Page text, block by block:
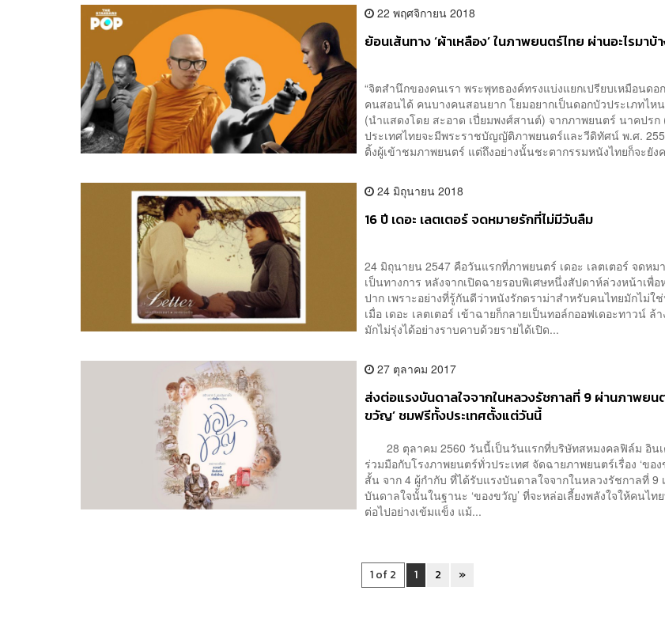
22 พฤศจิกายน 2018
ย้อนเส้นทาง ‘ผ้าเหลือง’ ในภาพยนตร์ไทย ผ่านอะไรมาบ้
“จิตสำนึกของคนเรา พระพุทธองค์ทรงแบ่งแยกเปรียบเหมือนดอ
คนสอนได้ คนบางคนสอนยาก โยมอยากเป็นดอกบัวประเภทไห
(นำแสดงโดย สะอาด เปี่ยมพงศ์สานต์) จากภาพยนตร์ นาคปร
ประเทศไทยจะมีพระราชบัญญัติภาพยนตร์และวีดิทัศน์ พ.ศ.
ติ้งผู้เข้าชมภาพยนตร์ แต่ถึงอย่างนั้นชะตากรรมหนังไทยก็จะยัง
24 มิถุนายน 2018
16 ปี เดอะ เลตเตอร์ จดหมายรักที่ไม่มีวันลืม
24 มิถุนายน 2547 คือวันแรกที่ภาพยนตร์ เดอะ เลตเตอร์ จดหม
เป็นทางการ หลังจากเปิดฉายรอบพิเศษหนึ่งสัปดาห์ล่วงหน้าเพื่
ปาก เพราะอย่างที่รู้กันดีว่าหนังรักดราม่าสำหรับคนไทยมักไม่
เมื่อ เดอะ เลตเตอร์ เข้าฉายก็กลายเป็นทอล์กออฟเดอะทาวน์ ล้
มักไม่รุ่งได้อย่างราบคาบด้วยรายได้เปิด...
27 ตุลาคม 2017
ส่งต่อแรงบันดาลใจจากในหลวงรัชกาลที่ 9 ผ่านภาพยนต
ขวัญ’ ชมฟรีทั้งประเทศตั้งแต่วันนี้
28 ตุลาคม 2560 วันนี้เป็นวันแรกที่บริษัทสหมงคลฟิล์ม อิน
ร่วมมือกับโรงภาพยนตร์ทั่วประเทศ จัดฉายภาพยนตร์เรื่อง ‘ขอ
สั้น จาก 4 ผู้กำกับ ที่ได้รับแรงบันดาลใจจากในหลวงรัชกาลที่ 9
บันดาลใจนั้นในฐานะ ‘ของขวัญ’ ที่จะหล่อเลี้ยงพลังใจให้คนไท
ต่อไปอย่างเข้มแข็ง แม้...
1 of 2 1 2 »